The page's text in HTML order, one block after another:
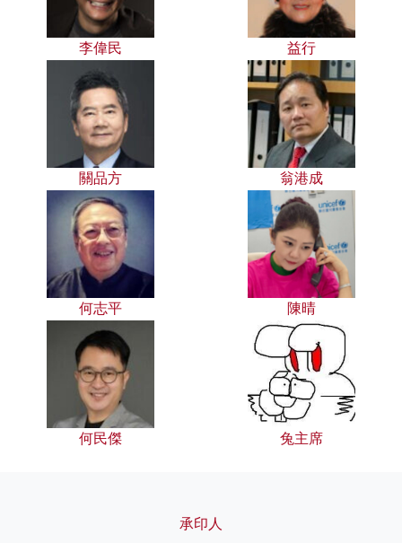
李偉民 益行
關品方 翁港成
何志平 陳晴
何民傑 兔主席
承印人